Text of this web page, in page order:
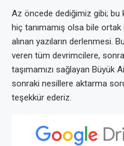
Az öncede dediğimiz gibi; bu
hiç tanımamış olsa bile
alınan yazıların derlenmesi.
veren tüm devrimcilere,
taşımamızı sağlayan Büyük
sonraki nesillere aktarma
teşekkür ederiz.